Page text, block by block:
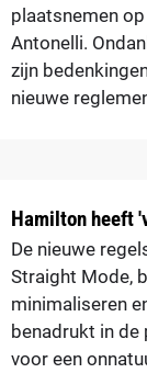
plaatsnemen
Antonelli.
zijn
nieuwe
Hamilton heeft
De nieuwe
Straight Mode,
minimaliseren
benadrukt in
voor een